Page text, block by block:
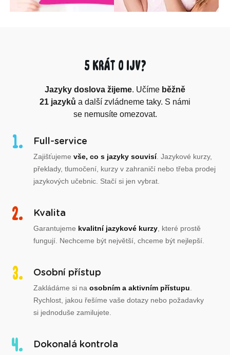
5 krát o IJV?
Jazyky doslova žijeme. Učíme běžně
21 jazyků a další zvládneme taky. S námi
se nemusíte omezovat.
Full-service
Zajišťujeme vše, co s jazyky souvisí. Jazykové kurzy,
překlady, tlumočení, kurzy v zahraničí nebo třeba prodej
jazykových učebnic. Stačí si jen vybrat.
Kvalita
Garantujeme kvalitní jazykové kurzy , které prostě
fungují. Nechceme být největší, chceme být nejlepší.
Osobní přístup
Zakládáme si na osobním a aktivním přístupu
Rychlost, jakou řešíme vaše dotazy nebo požadavky
si jednoduše zamilujete.
Dokonalá kontrola